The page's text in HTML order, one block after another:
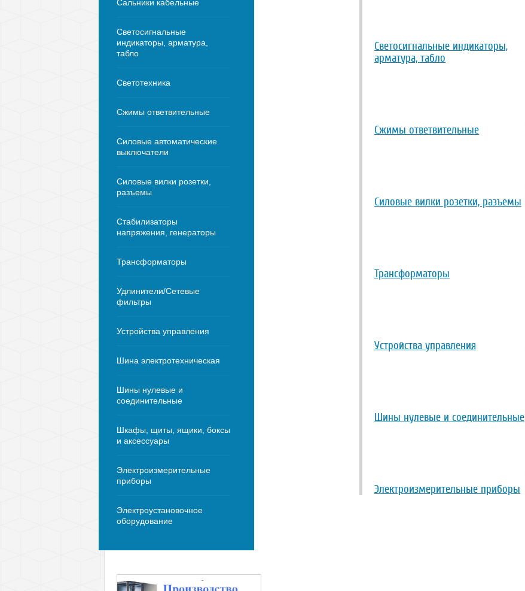
Сальники кабельные
Светосигнальные
индикаторы, арматура,
табло
Светотехника
Сжимы ответвительные
Силовые автоматические
выключатели
Силовые вилки розетки,
разъемы
Стабилизаторы
напряжения, генераторы
Трансформаторы
Удлинители/Сетевые
фильтры
Устройства управления
Шина электротехническая
Шины нулевые и
соединительные
Шкафы, щиты, ящики, боксы
и аксессуары
Электроизмерительные
приборы
Электроустановочное
оборудование
Светосигнальные индикаторы,
арматура, табло
Сжимы ответвительные
Силовые вилки розетки, разъемы
Трансформаторы
Устройства управления
Шины нулевые и соединительные
Электроизмерительные приборы